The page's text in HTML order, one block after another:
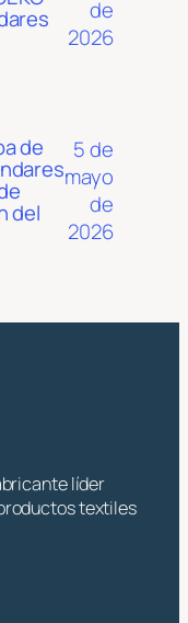
de
2026
de
del
5 de
mayo
de
2026
líder
textiles